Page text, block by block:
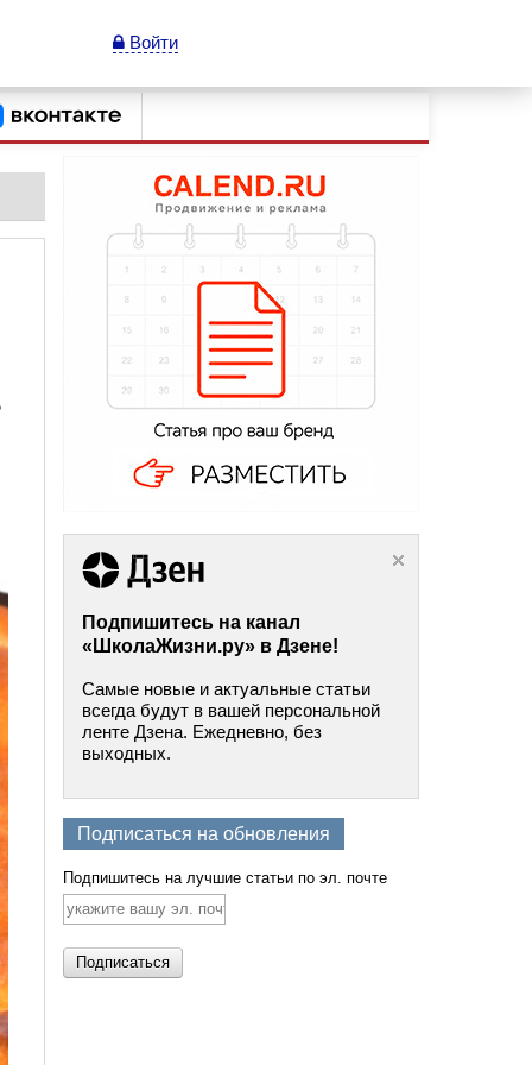
Войти
Подпишитесь на канал
«ШколаЖизни.ру» в Дзене!
Самые новые и актуальные статьи
всегда будут в вашей персональной
ленте Дзена. Ежедневно, без
выходных.
Подписаться на обновления
Подпишитесь на лучшие статьи по эл. почте